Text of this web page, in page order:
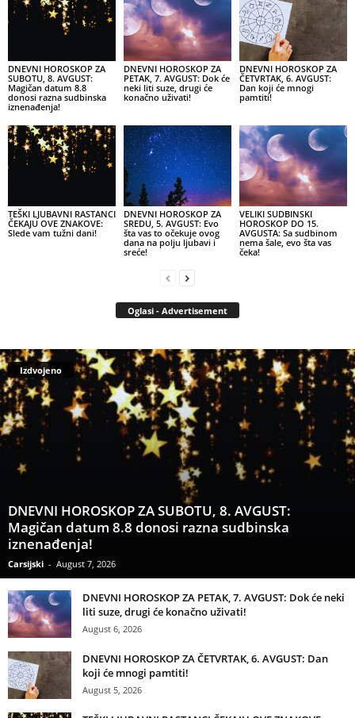
DNEVNI HOROSKOP ZA
SUBOTU, 8. AVGUST:
Magičan datum 8.8
donosi razna sudbinska
iznenađenja!
DNEVNI HOROSKOP ZA
PETAK, 7. AVGUST: Dok će
neki liti suze, drugi će
konačno uživati!
DNEVNI HOROSKOP ZA
ČETVRTAK, 6. AVGUST:
Dan koji će mnogi
pamtiti!
TEŠKI LJUBAVNI RASTANCI
ČEKAJU OVE ZNAKOVE:
Slede vam tužni dani!
DNEVNI HOROSKOP ZA
SREDU, 5. AVGUST: Evo
šta vas to očekuje ovog
dana na polju ljubavi i
sreće!
VELIKI SUDBINSKI
HOROSKOP DO 15.
AVGUSTA: Sa sudbinom
nema šale, evo šta vas
čeka!
Oglasi - Advertisement
Izdvojeno
DNEVNI HOROSKOP ZA SUBOTU, 8. AVGUST:
Magičan datum 8.8 donosi razna sudbinska
iznenađenja!
Carsijski - August 7, 2026
DNEVNI HOROSKOP ZA PETAK, 7. AVGUST: Dok će neki
liti suze, drugi će konačno uživati!
August 6, 2026
DNEVNI HOROSKOP ZA ČETVRTAK, 6. AVGUST: Dan
koji će mnogi pamtiti!
August 5, 2026